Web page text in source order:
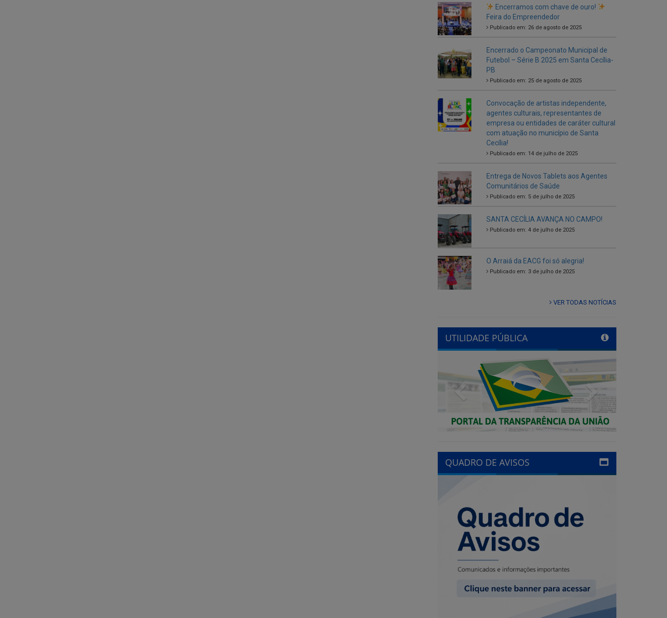
Encerrado o Campeonato Municipal de
Futebol – Série B 2025 em Santa Cecília-
PB
Convocação de artistas independente,
agentes culturais, representantes de
empresa ou entidades de caráter cultural
Cecília!
Publicado em: 14 de julho de 2025
Entrega de Novos Tablets aos Agentes
Comunitários de Saúde
Publicado em: 5 de julho de 2025
SANTA CECÍLIA AVANÇA NO CAMPO!
O Arraiá da EACG foi só alegria!
Publicado em: 3 de julho de 2025
VER TODAS NOTÍCIAS
Previous Next
QUADRO DE AVISOS